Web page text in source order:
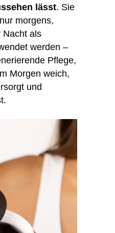
lässt. Sie
morgens,
Nacht als
werden –
Pflege,
Morgen weich,
und